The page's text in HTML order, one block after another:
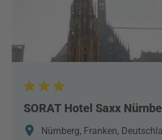
SORAT Hotel Saxx
Nürnberg, Franken,